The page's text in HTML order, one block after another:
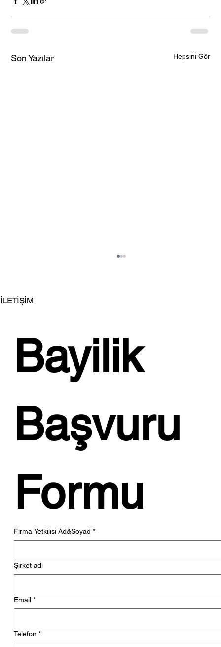
Son Yazılar Hepsini Gör
İSTİKBAL'DEN EVLENENLERE BÜYÜK
İLETİŞİM
Bayilik
Başvuru
Formu
Firma Yetkilisi Ad&Soyad *
Şirket adı
Email *
Telefon *